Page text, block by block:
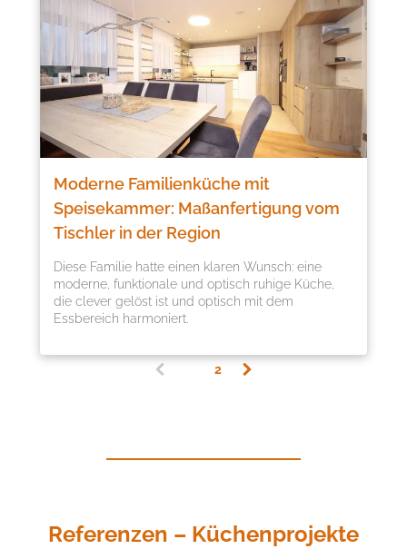
Moderne Familienküche mit
Speisekammer: Maßanfertigung vom
Tischler in der Region
Diese Familie hatte einen klaren Wunsch: eine
moderne, funktionale und optisch ruhige Küche,
die clever gelöst ist und optisch mit dem
Essbereich harmoniert.
n
2
Referenzen – Küchenprojekte